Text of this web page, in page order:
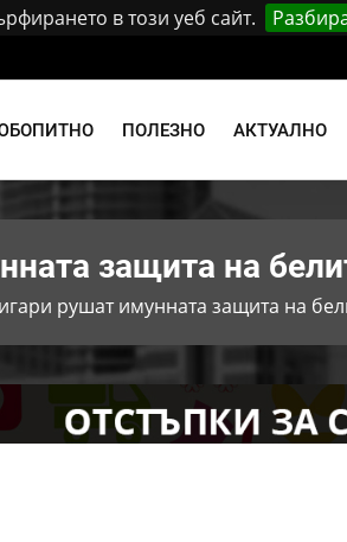
в този уеб сайт.
ПОЛЕЗНО АКТУАЛНО
защита на
рушат имунната защита на